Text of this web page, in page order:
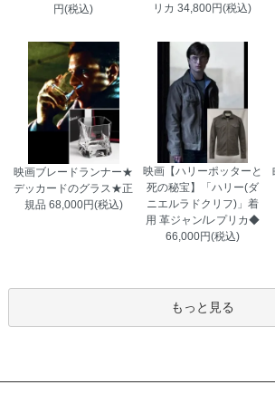
岐阜県 Y・T様 「奮発しただ
円(税込)
リカ 34,800円(税込)
映画ブレードランナー★
デッカードのグラス★正
規品 68,000円(税込)
映画【ハリーポッターと
死の秘宝】「ハリー(ダ
ニエルラドクリフ)」着
用 革ジャン/レプリカ◆
66,000円(税込)
もっと見る